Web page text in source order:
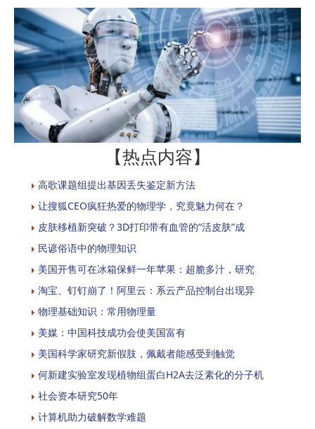
【热点内容】
高歌课题组提出基因丢失鉴定新方法
让搜狐CEO疯狂热爱的物理学，究竟魅力何在？
皮肤移植新突破？3D打印带有血管的“活皮肤”成
民谚俗语中的物理知识
美国开售可在冰箱保鲜一年苹果：超脆多汁，研究
淘宝、钉钉崩了！阿里云：系云产品控制台出现异
物理基础知识：常用物理量
美媒：中国科技成功会使美国富有
美国科学家研究新假肢，佩戴者能感受到触觉
何新建实验室发现植物组蛋白H2A去泛素化的分子机
社会资本研究50年
计算机助力破解数学难题